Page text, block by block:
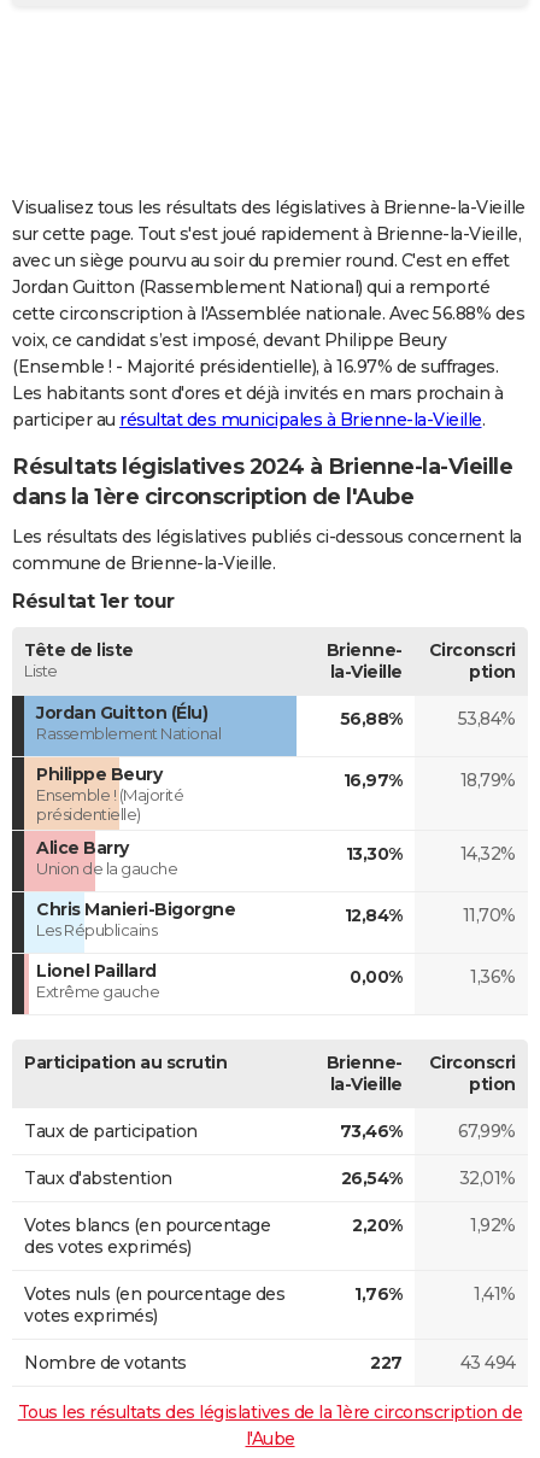
Carte de Noël
Carte Bonne année
Carte Saint-Valentin
Carte Pâques
Carte d'anniversaire
DICTIONNAIRE
Dictionnaire
Biographies
Citations
Expressions
Proverbes
PROGRAMME TV
COPAINS D'AVANT
S'inscrire
Se connecter
Lycées
Collèges
Primaires
Universités
Entreprises
Service militaire
Avis de recherche
AVIS DE DÉCÈS
FORUM
Bricolage
Lifestyle
Culture
Sport
Auto
Television
Voyage
Cinema
Visualisez tous les résultats des législatives à Brienne-la-Vieille
sur cette page. Tout s'est joué rapidement à Brienne-la-Vieille,
avec un siège pourvu au soir du premier round. C'est en effet
Jordan Guitton (Rassemblement National) qui a remporté
cette circonscription à l'Assemblée nationale. Avec 56.88% des
voix, ce candidat s’est imposé, devant Philippe Beury
(Ensemble ! - Majorité présidentielle), à 16.97% de suffrages.
Les habitants sont d'ores et déjà invités en mars prochain à
participer au résultat des municipales à Brienne-la-Vieille.
Résultats législatives 2024 à Brienne-la-Vieille
dans la 1ère circonscription de l'Aube
Les résultats des législatives publiés ci-dessous concernent la
commune de Brienne-la-Vieille.
Résultat 1er tour
Tête de liste
Liste
Brienne-
la-Vieille
Circonscri
ption
Jordan Guitton (Élu)
Rassemblement National
56,88% 53,84%
Philippe Beury
Ensemble ! (Majorité
présidentielle)
16,97% 18,79%
Alice Barry
Union de la gauche
13,30% 14,32%
Chris Manieri-Bigorgne
Les Républicains
12,84% 11,70%
Lionel Paillard
Extrême gauche
0,00% 1,36%
Participation au scrutin
Brienne-
la-Vieille
Circonscri
ption
Taux de participation 73,46% 67,99%
Taux d'abstention 26,54% 32,01%
Votes blancs (en pourcentage
des votes exprimés)
2,20% 1,92%
Votes nuls (en pourcentage des
votes exprimés)
1,76% 1,41%
Nombre de votants 227 43 494
Tous les résultats des législatives de la 1ère circonscription de
l'Aube